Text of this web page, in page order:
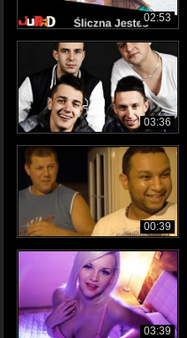
02:53
03:36
00:39
03:39